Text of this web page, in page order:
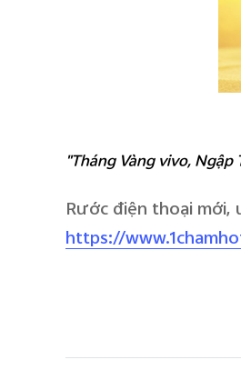
"Tháng Vàng vivo,
Rước điện thoại mới,
https://